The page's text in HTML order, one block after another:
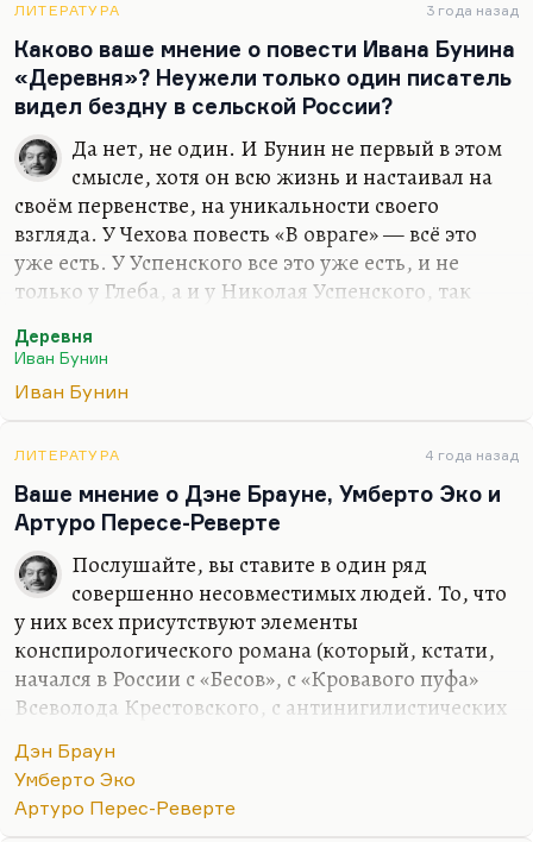
всех взглянул, показав, что Катерина Измайлова,
которой скучно, страшно скучно, в которой
томится, сквашивается, перекипает вот эта её
огромная женская сила,— что она способна вот на
такое, что эта сила вырвется вот так.
Ведь Катерина Измайлова — это не история
частного…
ЛИТЕРАТУРА 3 года назад
Каково ваше мнение о повести Ивана Бунина
«Деревня»? Неужели только один писатель
видел бездну в сельской России?
Да нет, не один. И Бунин не первый в этом
смысле, хотя он всю жизнь и настаивал на
своём первенстве, на уникальности своего
взгляда. У Чехова повесть «В овраге» — всё это
уже есть. У Успенского все это уже есть, и не
только у Глеба, а и у Николая Успенского, так
общем, в значительной степени у Помяловского
уже все это есть. В сельской России, в России
черносотенной и низовой очень многие видели
совершенно не было этих народнических
утешений, что есть плохая деревня, а есть другая,
настоящая. В конце концов, не забывайте, что и
сельская драма… трагедия, точнее, Льва Толстого
называется «Власть тьмы». И единственный…
Деревня
Иван Бунин
Иван Бунин
ЛИТЕРАТУРА 4 года назад
Ваше мнение о Дэне Брауне, Умберто Эко и
Артуро Пересе-Реверте
Послушайте, вы ставите в один ряд
совершенно несовместимых людей. То, что
у них всех присутствуют элементы
конспирологического романа (который, кстати,
начался в России с «Бесов», с «Кровавого пуфа»
Всеволода Крестовского, с антинигилистических
делает их писателями одного уровня.
Я совершенно солидарен с Володей Вороновым,
Дэн Браун
Умберто Эко
Артуро Перес-Реверте